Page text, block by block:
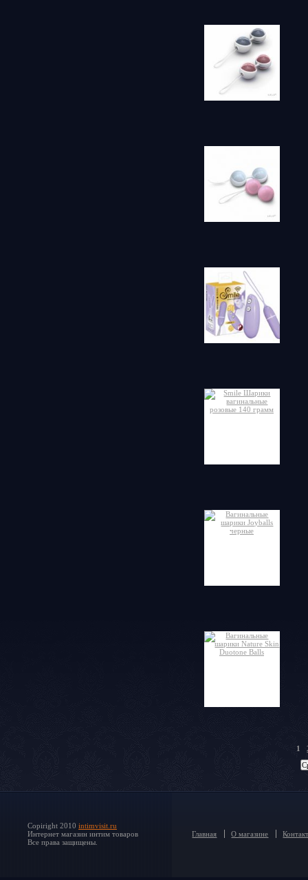
1
Copiright 2010 intimvisit.ru
Интернет магазин интим товаров
Все права защищены.
Главная О магазине